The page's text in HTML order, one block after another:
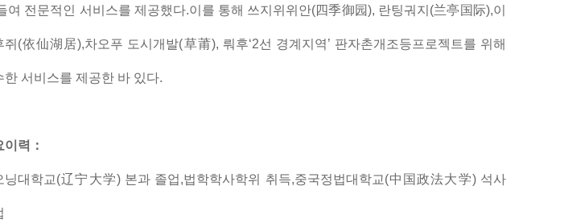
여 전문적인 서비스를 제공했다.이를 통해 쓰지위위안(四季御园), 란팅궈지(兰亭国际),이
쥐(依仙湖居),차오푸 도시개발(草莆), 뤄후‘2선 경계지역’ 판자촌개조등프로젝트를 위해
한 서비스를 제공한 바 있다.
이력：
닝대학교(辽宁大学) 본과 졸업,법학학사학위 취득,중국정법대학교(中国政法大学) 석사